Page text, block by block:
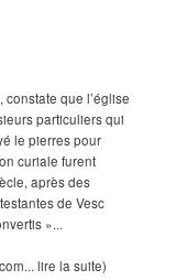
constate que l’église
particuliers qui
le pierres pour
curiale furent
après des
de Vesc
»...
lire la suite)